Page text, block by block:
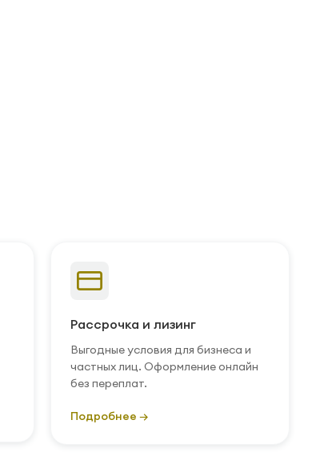
Рассрочка и лизинг
Выгодные условия для бизнеса и
частных лиц. Оформление онлайн
без переплат.
Подробнее →